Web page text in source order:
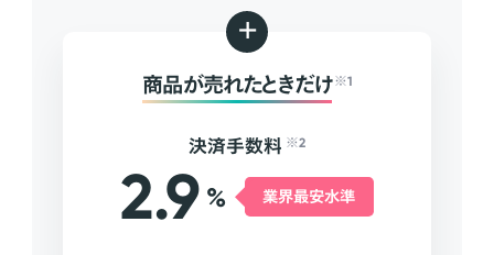
+
商品が売れたときだけ ※1
決済手数料 ※2
2.9 % 業界最安水準